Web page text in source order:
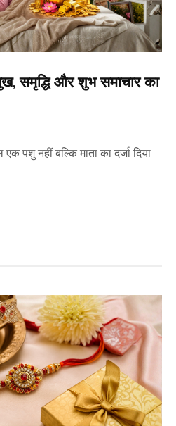
समृद्धि और शुभ समाचार का
पशु नहीं बल्कि माता का दर्जा दिया